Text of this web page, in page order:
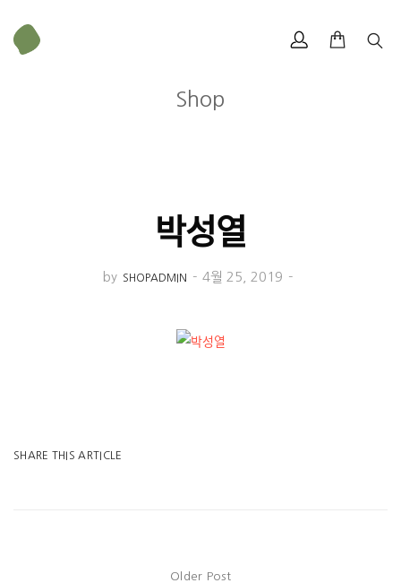
Shop
박성열
by SHOPADMIN - 4월 25, 2019 -
SHARE THIS ARTICLE
Older Post